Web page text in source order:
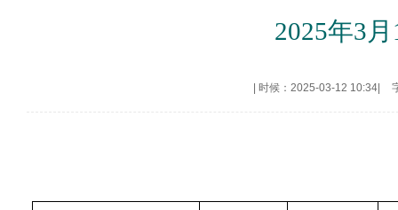
2025年3
时候：2025-03-12 10:34